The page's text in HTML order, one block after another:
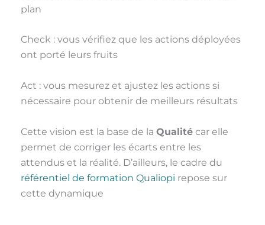
plan
Check : vous vérifiez que les actions déployées
ont porté leurs fruits
Act : vous mesurez et ajustez les actions si
nécessaire pour obtenir de meilleurs résultats
Cette vision est la base de la Qualitécar elle
permet de corriger les écarts entre les
attendus et la réalité. D’ailleurs, le cadre du
référentiel de formation Qualiopi repose sur
cette dynamique